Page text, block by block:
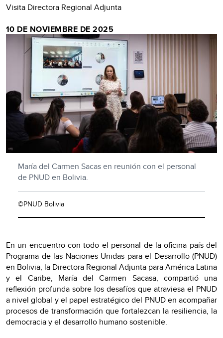
Visita Directora Regional Adjunta
10 DE NOVIEMBRE DE 2025
María del Carmen Sacas en reunión con el personal
de PNUD en Bolivia.
©PNUD Bolivia
En un encuentro con todo el personal de la oficina país del
Programa de las Naciones Unidas para el Desarrollo (PNUD)
en Bolivia, la Directora Regional Adjunta para América Latina
y el Caribe, María del Carmen Sacasa, compartió una
reflexión profunda sobre los desafíos que atraviesa el PNUD
a nivel global y el papel estratégico del PNUD en acompañar
procesos de transformación que fortalezcan la resiliencia, la
democracia y el desarrollo humano sostenible.